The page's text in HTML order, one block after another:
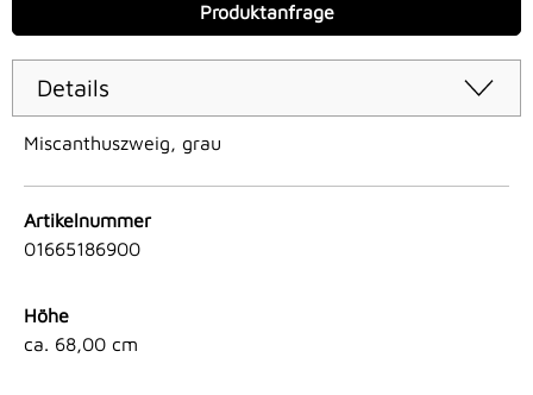
Produktanfrage
Details
Miscanthuszweig, grau
Artikelnummer
01665186900
Höhe
ca. 68,00 cm